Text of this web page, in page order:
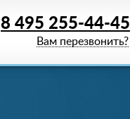
8 495 255-44-45
Вам перезвонить?